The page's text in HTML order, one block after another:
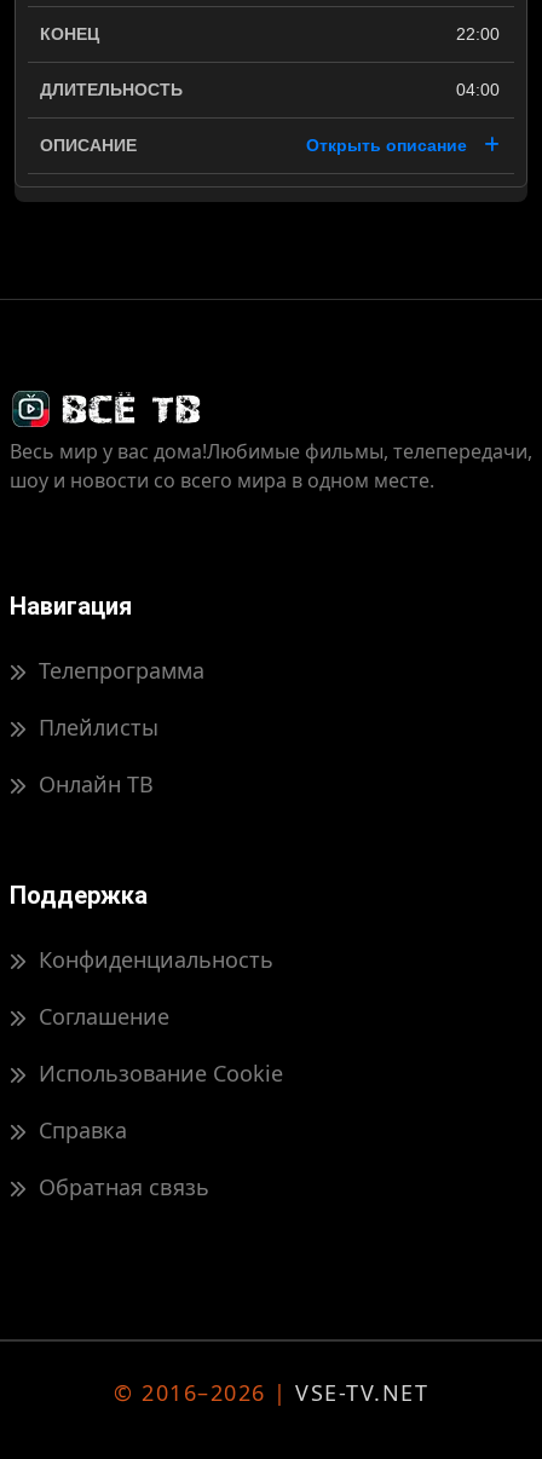
22:00
04:00
Открыть описание
Весь мир у вас дома!Любимые фильмы, телепередачи,
шоу и новости со всего мира в одном месте.
Навигация
Телепрограмма
Плейлисты
Онлайн ТВ
Поддержка
Конфиденциальность
Соглашение
Использование Cookie
Справка
Обратная связь
© 2016–2026 | VSE-TV.NET